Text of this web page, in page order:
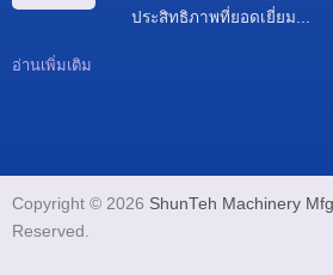
ประสิทธิภาพที่ยอดเยี่ยม...
อ่านเพิ่มเติม
Copyright © 2026 ShunTeh Machinery
Reserved.